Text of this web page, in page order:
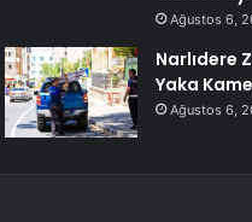
Ağustos 6,
Narlıdere
Yaka
Ağustos 6,